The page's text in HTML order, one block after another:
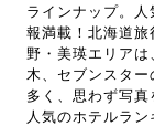
ラインナップ。
報満載！北海道旅
野・美瑛エリア
木、セブンスタ
多く、思わず写真
人気のホテルラン